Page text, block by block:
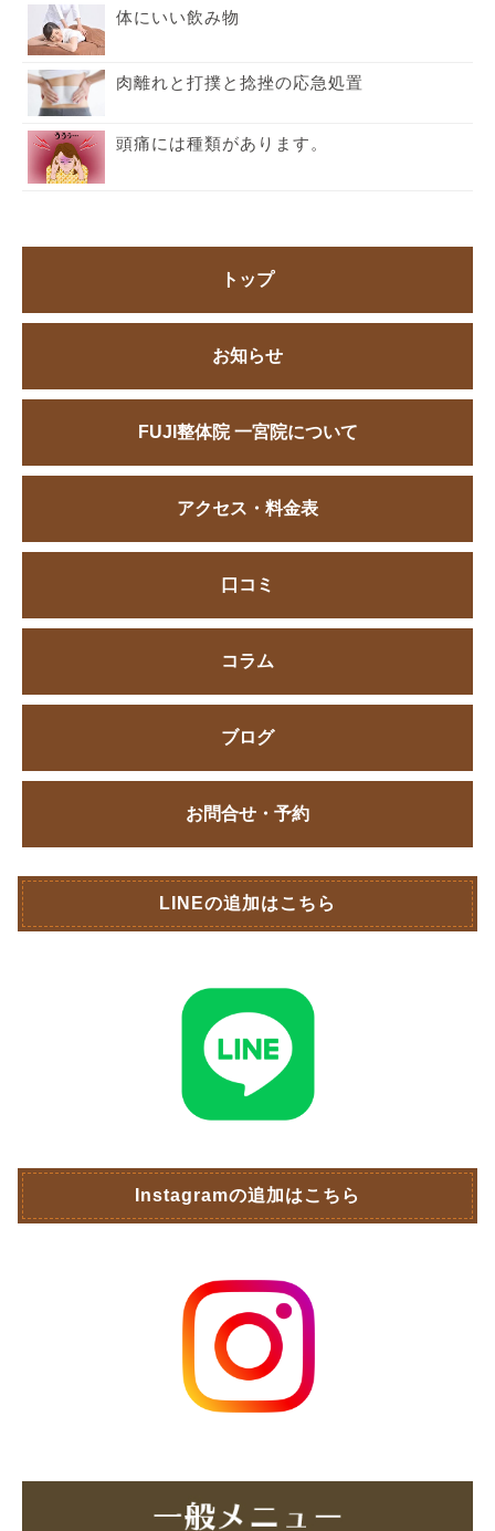
体にいい飲み物
肉離れと打撲と捻挫の応急処置
頭痛には種類があります。
トップ
お知らせ
FUJI整体院 一宮院について
アクセス・料金表
口コミ
コラム
ブログ
お問合せ・予約
LINEの追加はこちら
Instagramの追加はこちら